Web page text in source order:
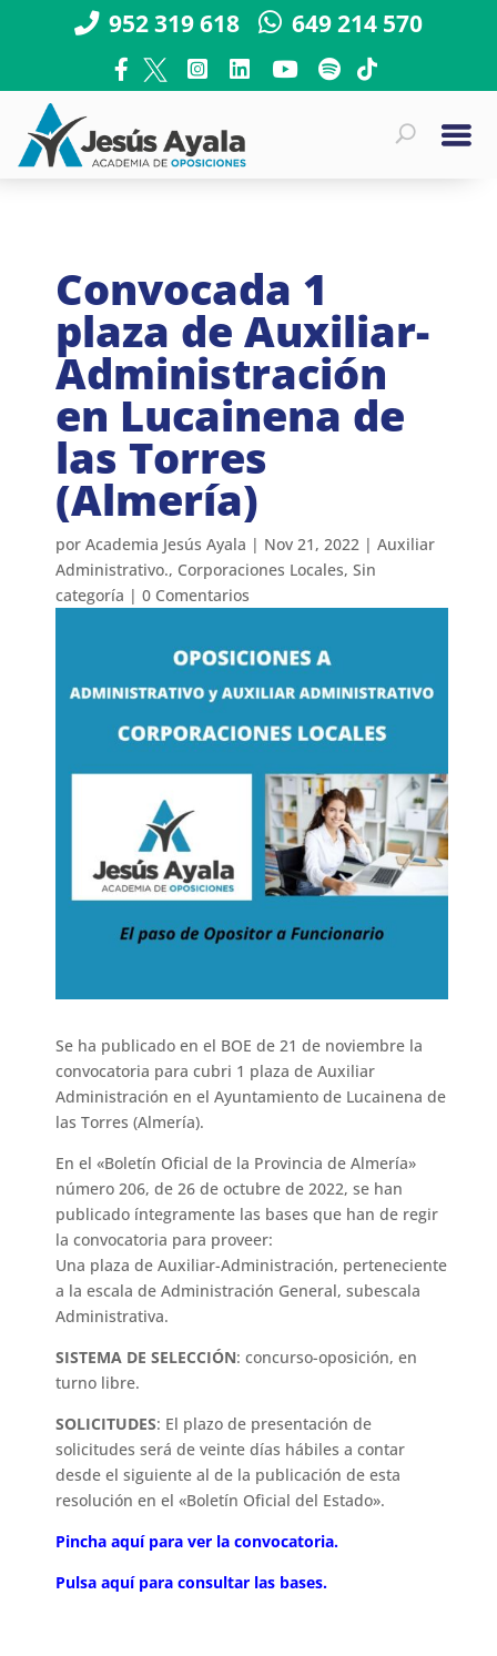
952 319 618 649 214 570
Convocada 1
plaza de Auxiliar-
Administración
en Lucainena de
las Torres
(Almería)
porAcademia Jesús Ayala | Nov 21, 2022 |Auxiliar
Administrativo., Corporaciones Locales,Sin
categoría |0 Comentarios
Se ha publicado en el BOE de 21 de noviembre la
convocatoria para cubri 1 plaza de Auxiliar
Administración en el Ayuntamiento de Lucainena de
las Torres (Almería).
En el «Boletín Oficial de la Provincia de Almería»
número 206, de 26 de octubre de 2022, se han
publicado íntegramente las bases que han de regir
la convocatoria para proveer:
Una plaza de Auxiliar-Administración, perteneciente
a la escala de Administración General, subescala
Administrativa.
SISTEMA DE SELECCIÓN: concurso-oposición, en
turno libre.
SOLICITUDES: El plazo de presentación de
solicitudes será de veinte días hábiles a contar
desde el siguiente al de la publicación de esta
resolución en el «Boletín Oficial del Estado».
Pincha aquí para ver la convocatoria.
Pulsa aquí para consultar las bases.